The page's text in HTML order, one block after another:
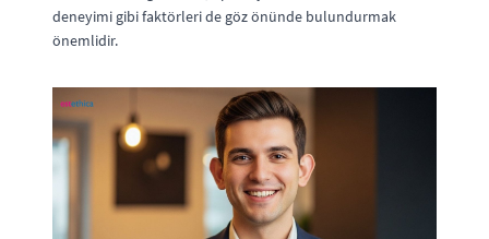
deneyimi gibi faktörleri de göz önünde bulundurmak
önemlidir.